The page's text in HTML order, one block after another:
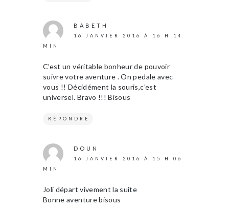
BABETH
16 JANVIER 2016 À 16 H 14
MIN
C’est un véritable bonheur de pouvoir
suivre votre aventure . On pedale avec
vous !! Décidément la souris,c’est
universel. Bravo !!! Bisous
RÉPONDRE
DOUN
16 JANVIER 2016 À 15 H 06
MIN
Joli départ vivement la suite
Bonne aventure bisous